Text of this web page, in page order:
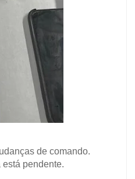
de comando.
pendente.